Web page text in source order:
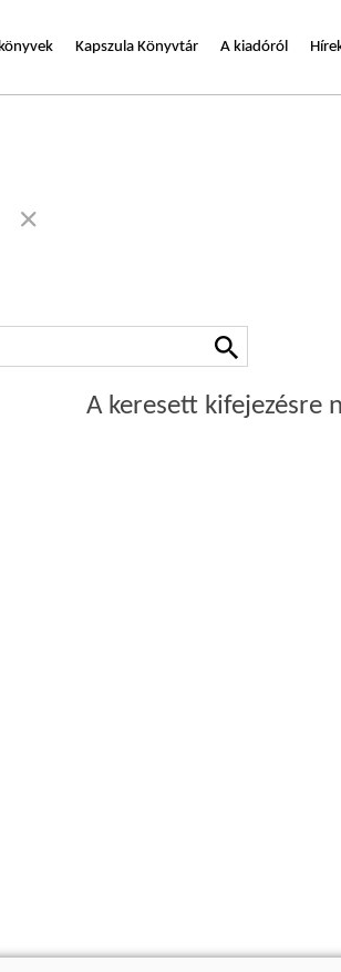
Kapszula Könyvtár A kiadóról
A keresett kifejezésre